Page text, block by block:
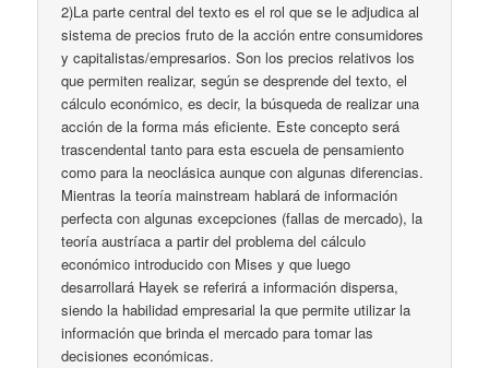
2)La parte central del texto es el rol que se le adjudica al
sistema de precios fruto de la acción entre consumidores
y capitalistas/empresarios. Son los precios relativos los
que permiten realizar, según se desprende del texto, el
cálculo económico, es decir, la búsqueda de realizar una
acción de la forma más eficiente. Este concepto será
trascendental tanto para esta escuela de pensamiento
como para la neoclásica aunque con algunas diferencias.
Mientras la teoría mainstream hablará de información
perfecta con algunas excepciones (fallas de mercado), la
teoría austríaca a partir del problema del cálculo
económico introducido con Mises y que luego
desarrollará Hayek se referirá a información dispersa,
siendo la habilidad empresarial la que permite utilizar la
información que brinda el mercado para tomar las
decisiones económicas.